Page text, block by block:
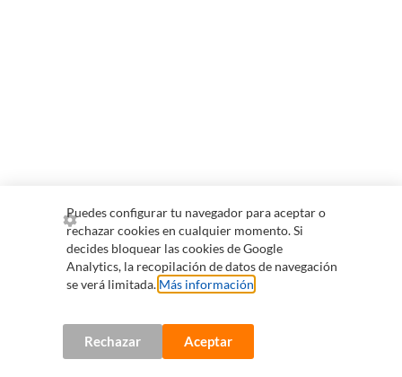
Puedes configurar tu navegador para aceptar o
rechazar cookies en cualquier momento. Si
decides bloquear las cookies de Google
Analytics, la recopilación de datos de navegación
se verá limitada. Más información
Rechazar Aceptar